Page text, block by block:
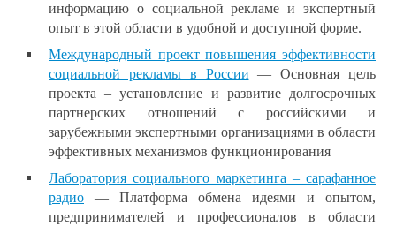
информацию о социальной рекламе и экспертный
опыт в этой области в удобной и доступной форме.
Международный проект повышения эффективности
социальной рекламы в России — Основная цель
проекта – установление и развитие долгосрочных
партнерских отношений с российскими и
зарубежными экспертными организациями в области
эффективных механизмов функционирования
Лаборатория социального маркетинга – сарафанное
радио — Платформа обмена идеями и опытом,
предпринимателей и профессионалов в области